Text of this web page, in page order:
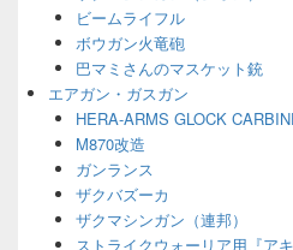
ビームライフル
ボウガン火竜砲
巴マミさんのマスケット銃
エアガン・ガスガン
HERA-ARMS GLOCK
M870改造
ガンランス
ザクバズーカ
ザクマシンガン（連邦）
ストライクウォーリア用『ア